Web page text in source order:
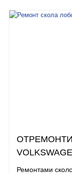
Ремонтами